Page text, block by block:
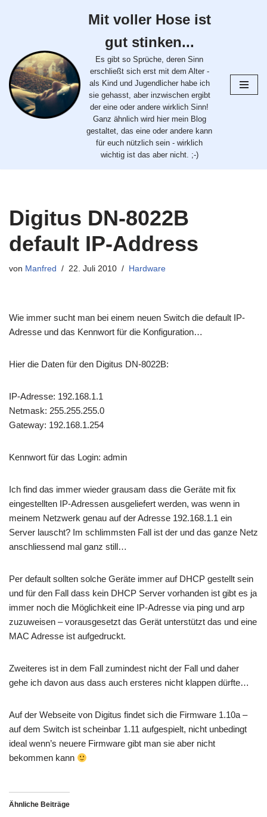
springen
Mit voller Hose ist
gut stinken...
Es gibt so Sprüche, deren Sinn
erschließt sich erst mit dem Alter -
als Kind und Jugendlicher habe ich
sie gehasst, aber inzwischen ergibt
der eine oder andere wirklich Sinn!
Ganz ähnlich wird hier mein Blog
gestaltet, das eine oder andere kann
für euch nützlich sein - wirklich
wichtig ist das aber nicht. ;-)
Digitus DN-8022B
default IP-Address
von Manfred 22. Juli 2010 Hardware
Wie immer sucht man bei einem neuen Switch die default IP-
Adresse und das Kennwort für die Konfiguration…
Hier die Daten für den Digitus DN-8022B:
IP-Adresse: 192.168.1.1
Netmask: 255.255.255.0
Gateway: 192.168.1.254
Kennwort für das Login: admin
Ich find das immer wieder grausam dass die Geräte mit fix
eingestellten IP-Adressen ausgeliefert werden, was wenn in
meinem Netzwerk genau auf der Adresse 192.168.1.1 ein
Server lauscht? Im schlimmsten Fall ist der und das ganze Netz
anschliessend mal ganz still…
Per default sollten solche Geräte immer auf DHCP gestellt sein
und für den Fall dass kein DHCP Server vorhanden ist gibt es ja
immer noch die Möglichkeit eine IP-Adresse via ping und arp
zuzuweisen – vorausgesetzt das Gerät unterstützt das und eine
MAC Adresse ist aufgedruckt.
Zweiteres ist in dem Fall zumindest nicht der Fall und daher
gehe ich davon aus dass auch ersteres nicht klappen dürfte…
Auf der Webseite von Digitus findet sich die Firmware 1.10a –
auf dem Switch ist scheinbar 1.11 aufgespielt, nicht unbedingt
ideal wenn’s neuere Firmware gibt man sie aber nicht
bekommen kann
Ähnliche Beiträge